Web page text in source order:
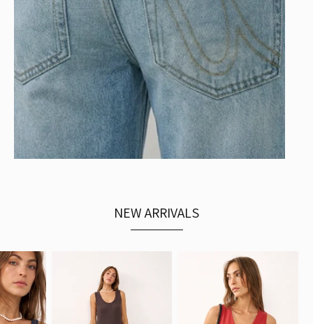
NEW ARRIVALS
גופיית
וי
כפתורים
אדום
רשת
ארבל
חומה
24
25
26